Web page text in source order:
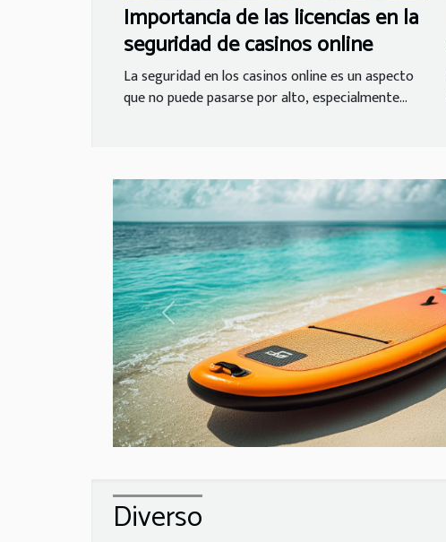
Importancia de las licencias en la
seguridad de casinos online
La seguridad en los casinos online es un aspecto
que no puede pasarse por alto, especialmente...
Previous
Diverso